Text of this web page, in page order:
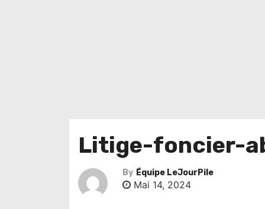
Litige-foncier-
By Équipe LeJourPile
Mai 14, 2024